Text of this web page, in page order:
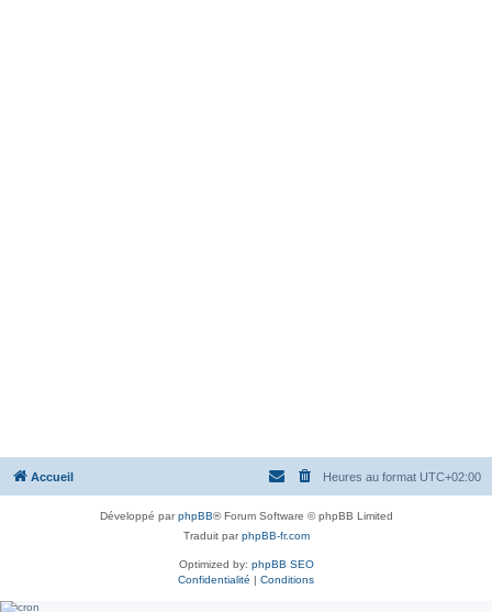
Accueil Heures au format UTC+02:00
Développé parphpBB® Forum Software © phpBB Limited
Traduit parphpBB-fr.com
Optimized by: phpBB SEO
Confidentialité | Conditions